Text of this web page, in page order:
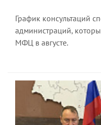
График консультаций
администраций,
МФЦ в августе.